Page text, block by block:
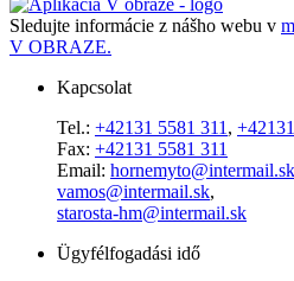
Sledujte informácie z nášho webu v
V OBRAZE.
Kapcsolat
Tel.: +42131 5581 311 ,
Fax: +42131 5581 311
Email: hornemyto@intermail.sk
vamos@intermail.sk,
starosta-hm@intermail.sk
Ügyfélfogadási idő